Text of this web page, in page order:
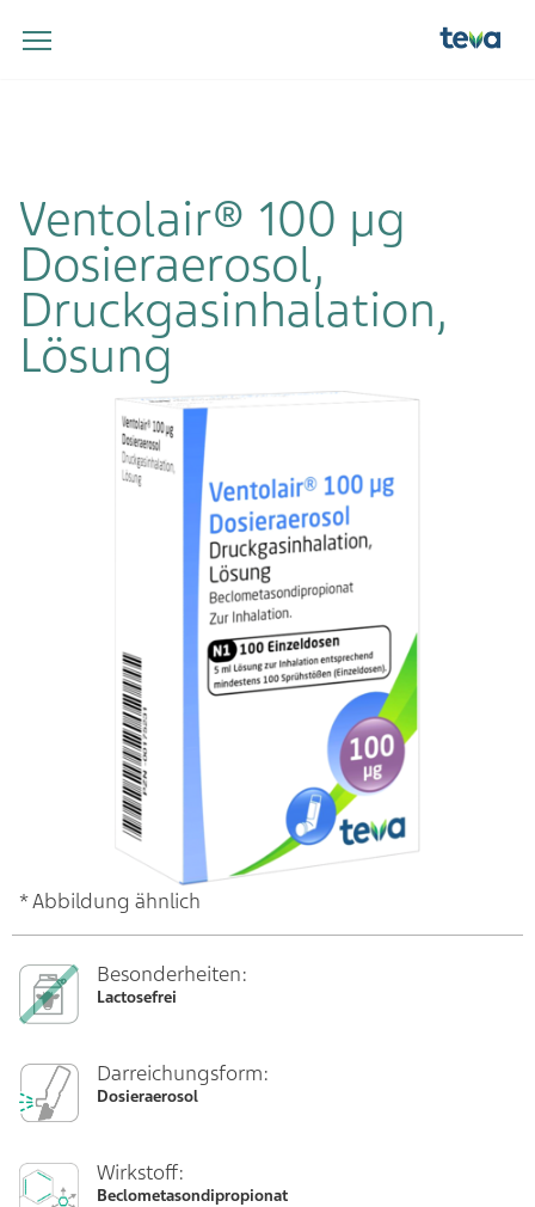
Ventolair® 100 µg
Dosieraerosol,
Druckgasinhalation,
Lösung
* Abbildung ähnlich
Besonderheiten:
Lactosefrei
Darreichungsform:
Dosieraerosol
Wirkstoff:
Beclometasondipropionat